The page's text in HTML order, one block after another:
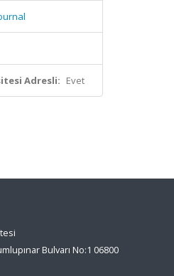
Adresli: Evet
Bulvarı No:1 06800